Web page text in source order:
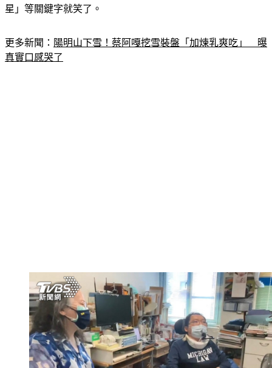
懂對方嘲笑「殘疾人」，只聽到「台灣選秀像秀」、「有歌
更多新聞：陽明山下雪！蔡阿嘎挖雪裝盤「加煉乳爽吃」　曝